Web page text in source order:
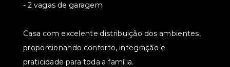
- 2 vagas de garagem
Casa com excelente distribuição dos ambientes,
proporcionando conforto, integração e
praticidade para toda a família.